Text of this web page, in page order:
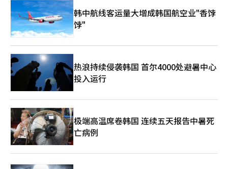
仅知道是不够的，必须应用；仅仅有意愿是不够的，必须付诸实
践。”他表示：“我将以实践证明首尔教育，而不是仅仅用言辞，
凭借信任而非成果，依靠孩子们的成长而非政策，坚定不移地走过
这四年的旅程。”※ 本报道经人工智能（AI）系统翻译与编辑。
韩中航线客运量大增成韩国航空业"香饽
饽"
热浪持续侵袭韩国 首尔4000处避暑中心
投入运行
极端高温席卷韩国 连续五天报告中暑死
亡病例